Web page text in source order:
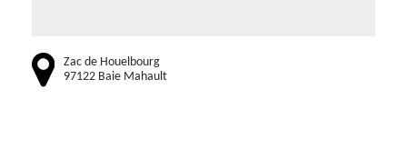
Zac de Houelbourg
97122 Baie Mahault